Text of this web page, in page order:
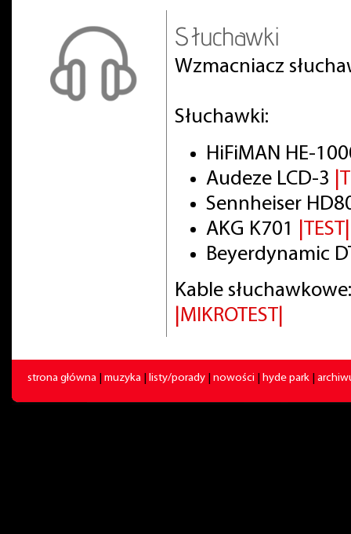
Słuchawki
Wzmacniacz
Słuchawki:
HiFiMAN HE-
Audeze LCD-3
Sennheiser
AKG K701
|TEST|
Beyerdynamic
Kable
|MIKROTEST|
strona główna muzyka listy/porady nowości hyde park